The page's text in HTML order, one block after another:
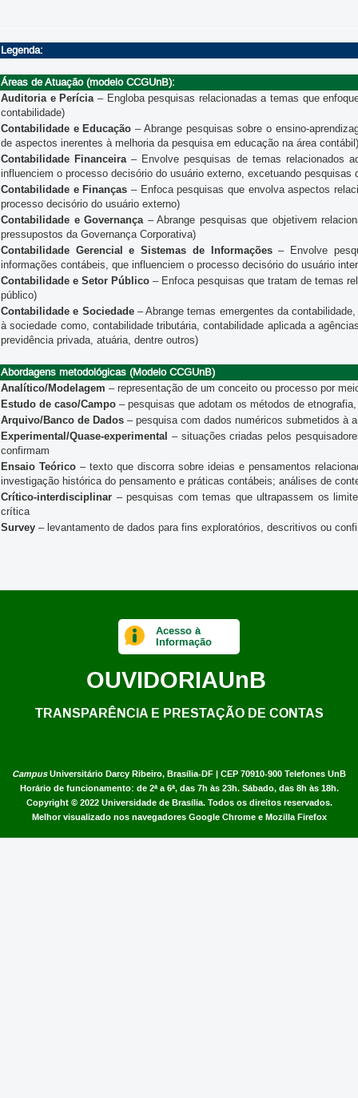
Legenda:
Áreas de Atuação (modelo CCGUnB):
Auditoria e Perícia – Engloba pesquisas relacionadas a temas que
contabilidade)
Contabilidade e Educação – Abrange pesquisas sobre o ensino-
de aspectos inerentes à melhoria da pesquisa em educação na área contábil)
Contabilidade Financeira – Envolve pesquisas de temas relacionados
influenciem o processo decisório do usuário externo, excetuando
Contabilidade e Finanças – Enfoca pesquisas que envolva aspectos
processo decisório do usuário externo)
Contabilidade e Governança – Abrange pesquisas que objetivem
pressupostos da Governança Corporativa)
Contabilidade Gerencial e Sistemas de Informações– Envolve
informações contábeis, que influenciem o processo decisório do usuário
Contabilidade e Setor Público – Enfoca pesquisas que tratam de temas
público)
Contabilidade e Sociedade– Abrange temas emergentes da
à sociedade como, contabilidade tributária, contabilidade aplicada a
previdência privada, atuária, dentre outros)
Abordagens metodológicas (Modelo CCGUnB)
Analítico/Modelagem – representação de um conceito ou processo por
Estudo de caso/Campo – pesquisas que adotam os métodos de
Arquivo/Banco de Dados – pesquisa com dados numéricos submetidos à
Experimental/Quase-experimental – situações criadas pelos
confirmam
Ensaio Teórico– texto que discorra sobre ideias e pensamentos
investigação histórica do pensamento e práticas contábeis; análises de
Crítico-interdisciplinar – pesquisas com temas que ultrapassem os
crítica
Survey – levantamento de dados para fins exploratórios, descritivos ou
CampusUniversitário Darcy Ribeiro, Brasília-DF | CEP 70910-900 Telefones UnB
Horário de funcionamento: de 2ª a 6ª, das 7h às 23h. Sábado, das 8h às 18h.
Copyright © 2022 Universidade de Brasília. Todos os direitos reservados.
Melhor visualizado nos navegadores Google Chrome e Mozilla Firefox
Acesso à
Informação
OUVIDORIAUnB
TRANSPARÊNCIA E PRESTAÇÃO DE CONTAS